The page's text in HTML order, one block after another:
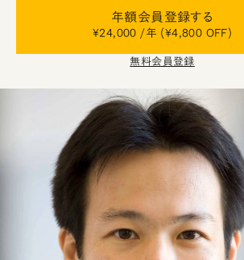
年額会員登録する
¥24,000 /年 (¥4,800 OFF)
無料会員登録